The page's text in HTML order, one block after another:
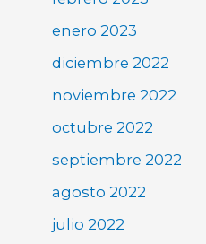
enero 2023
diciembre 2022
noviembre 2022
octubre 2022
septiembre 2022
agosto 2022
julio 2022